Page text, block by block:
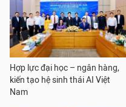
Hợp lực đại học – ngân hàng,
kiến tạo hệ sinh thái AI Việt
Nam